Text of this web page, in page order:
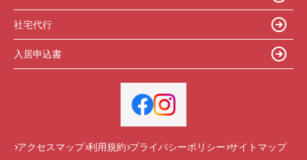
社宅代行
入居申込書
アクセスマップ 利用規約 プライバシーポリシー サイトマップ